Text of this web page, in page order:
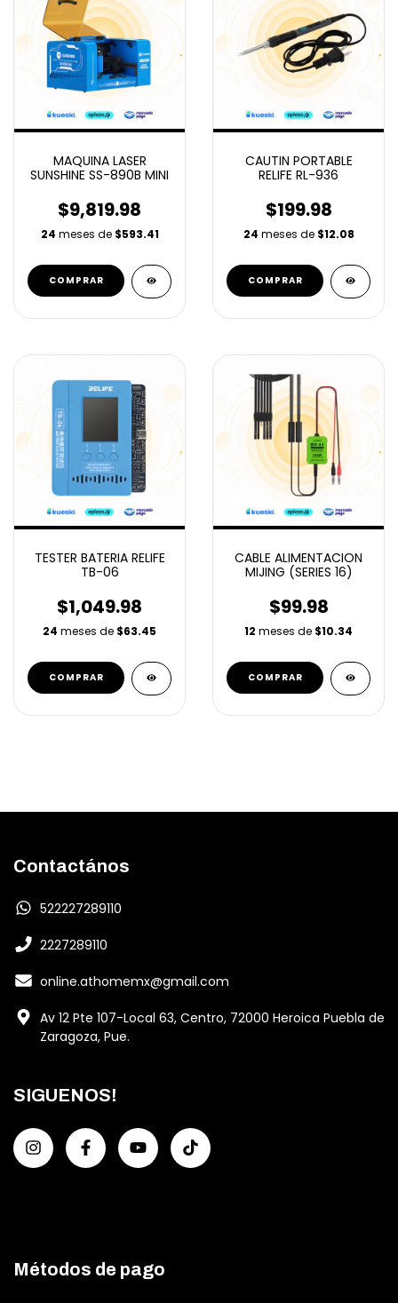
MAQUINA LASER
SUNSHINE SS-890B MINI
$9,819.98
24 meses de $593.41
CAUTIN PORTABLE
RELIFE RL-936
$199.98
24 meses de $12.08
TESTER BATERIA RELIFE
TB-06
$1,049.98
24 meses de $63.45
CABLE ALIMENTACION
MIJING (SERIES 16)
$99.98
12 meses de $10.34
Contactános
522227289110
2227289110
online.athomemx@gmail.com
Av 12 Pte 107-Local 63, Centro, 72000 Heroica Puebla de
Zaragoza, Pue.
SIGUENOS!
Métodos de pago